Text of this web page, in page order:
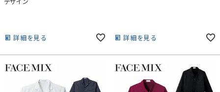
詳細を見る 詳細を見る